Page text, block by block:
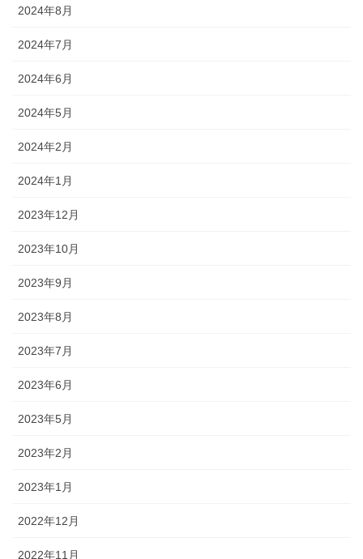
2024年8月
2024年7月
2024年6月
2024年5月
2024年2月
2024年1月
2023年12月
2023年10月
2023年9月
2023年8月
2023年7月
2023年6月
2023年5月
2023年2月
2023年1月
2022年12月
2022年11月